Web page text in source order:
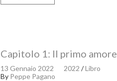
Capitolo 1: Il primo amore
13 Gennaio 2022 2022 /Libro
By Peppe Pagano